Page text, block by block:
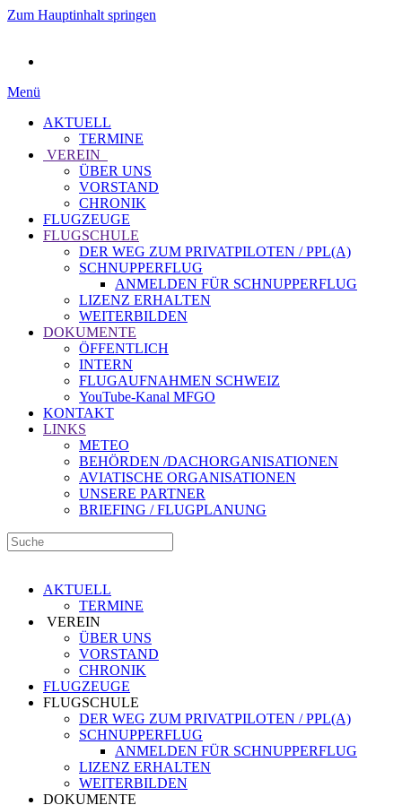
Zum Hauptinhalt springen
Menü
AKTUELL
TERMINE
VEREIN
ÜBER UNS
VORSTAND
CHRONIK
FLUGZEUGE
FLUGSCHULE
DER WEG ZUM PRIVATPILOTEN / PPL(A)
SCHNUPPERFLUG
ANMELDEN FÜR SCHNUPPERFLUG
LIZENZ ERHALTEN
WEITERBILDEN
DOKUMENTE
ÖFFENTLICH
INTERN
FLUGAUFNAHMEN SCHWEIZ
YouTube-Kanal MFGO
KONTAKT
LINKS
METEO
BEHÖRDEN /DACHORGANISATIONEN
AVIATISCHE ORGANISATIONEN
UNSERE PARTNER
BRIEFING / FLUGPLANUNG
AKTUELL
TERMINE
VEREIN
ÜBER UNS
VORSTAND
CHRONIK
FLUGZEUGE
FLUGSCHULE
DER WEG ZUM PRIVATPILOTEN / PPL(A)
SCHNUPPERFLUG
ANMELDEN FÜR SCHNUPPERFLUG
LIZENZ ERHALTEN
WEITERBILDEN
DOKUMENTE